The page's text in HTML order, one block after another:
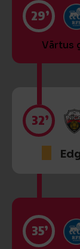
29’
Vārtus
32’
35’